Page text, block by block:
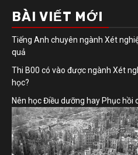
BÀI VIẾT MỚI
Tiếng Anh chuyên ngành Xét
quả
Thi B00 có vào được ngành Xét
học?
Nên học Điều dưỡng hay Phục